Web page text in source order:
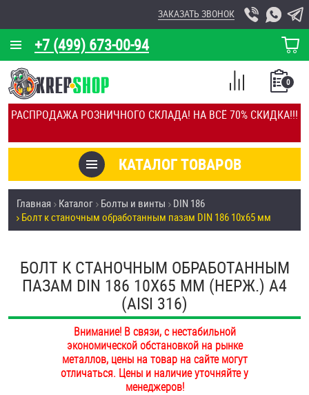
РАСПРОДАЖА РОЗНИЧНОГО СКЛАДА! НА ВСЁ 70% СКИДКА!!!
+7 (499) 673-00-94
ЗАКАЗАТЬ ЗВОНОК
КОРЗИНА
О КОМПАНИИ
КАЛЬКУЛЯТОР
ОТЗЫВЫ
УСЛУГИ
СКИДКИ
ОПТ
ПОКУПАТЕЛЯМ
ОПЛАТА И ДОСТАВКА
НАШИ МАГАЗИНЫ
КАТАЛОГ ТОВАРОВ
0
СПИСОК
СРАВНЕНИЕ
Товары со скидкой
Анкеры
Антивандальный крепёж, инструмент
Главная Каталог Болты и винты
DIN 186
Болт к станочным обработанным пазам DIN 186 10х65 мм
БОЛТ К СТАНОЧНЫМ ОБРАБОТАННЫМ
ПАЗАМ DIN 186 10Х65 ММ (НЕРЖ.) A4
(AISI 316)
Внимание! В связи, с нестабильной
экономической обстановкой на рынке
металлов, цены на товар на сайте могут
отличаться. Цены и наличие уточняйте у
менеджеров!